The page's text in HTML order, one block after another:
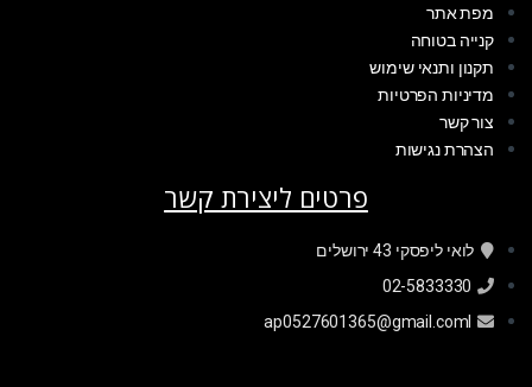
מפת אתר
קנייה בטוחה
תקנון ותנאי שימוש
מדיניות הפרטיות
צור קשר
הצהרת נגישות
פרטים ליצירת קשר
לואי ליפסקי 43 ירושלים
02-5833330
ap0527601365@gmail.coml